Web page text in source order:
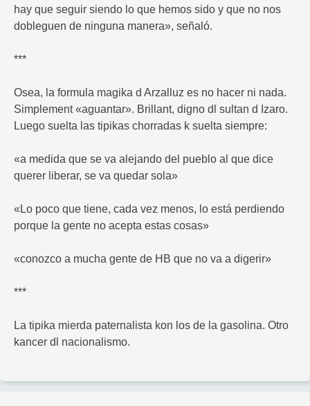
hay que seguir siendo lo que hemos sido y que no nos
dobleguen de ninguna manera», señaló.
***
Osea, la formula magika d Arzalluz es no hacer ni nada.
Simplement «aguantar». Brillant, digno dl sultan d Izaro.
Luego suelta las tipikas chorradas k suelta siempre:
«a medida que se va alejando del pueblo al que dice
querer liberar, se va quedar sola»
«Lo poco que tiene, cada vez menos, lo está perdiendo
porque la gente no acepta estas cosas»
«conozco a mucha gente de HB que no va a digerir»
***
La tipika mierda paternalista kon los de la gasolina. Otro
kancer dl nacionalismo.